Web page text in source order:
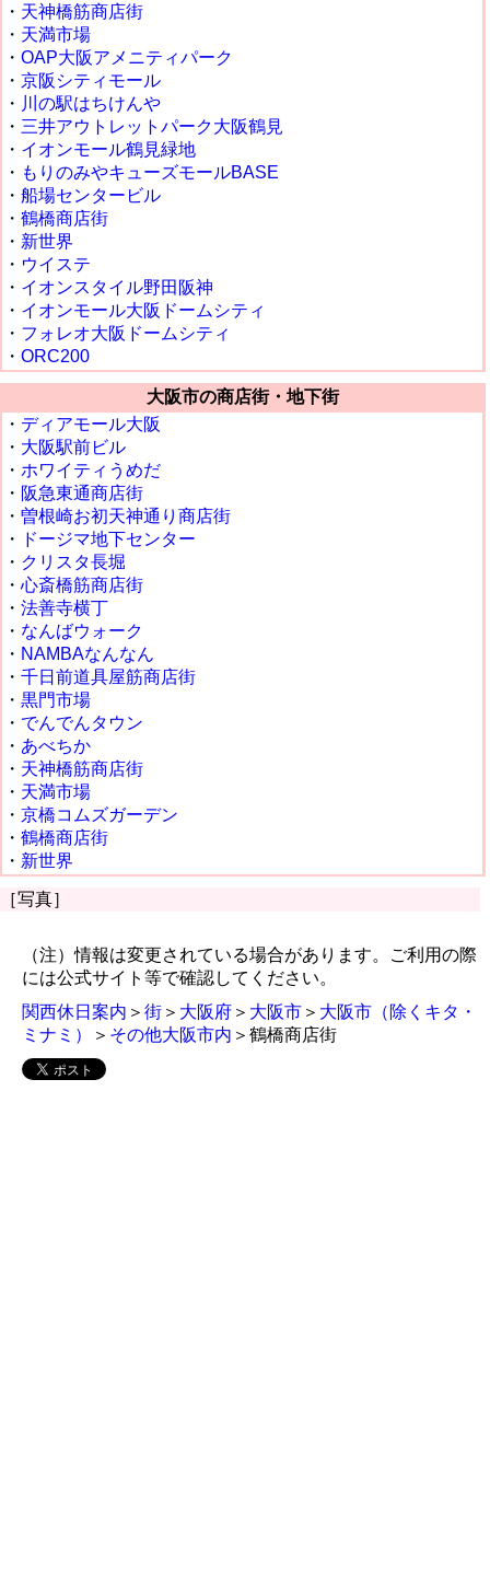
・ 天神橋筋商店街
・ 天満市場
・ OAP大阪アメニティパーク
・ 京阪シティモール
・ 川の駅はちけんや
・ 三井アウトレットパーク大阪鶴見
・ イオンモール鶴見緑地
・ もりのみやキューズモールBASE
・ 船場センタービル
・ 鶴橋商店街
・ 新世界
・ ウイステ
・ イオンスタイル野田阪神
・ イオンモール大阪ドームシティ
・ フォレオ大阪ドームシティ
・ ORC200
大阪市の商店街・地下街
・ ディアモール大阪
・ 大阪駅前ビル
・ ホワイティうめだ
・ 阪急東通商店街
・ 曽根崎お初天神通り商店街
・
ドージマ地下センター
・ クリスタ長堀
・ 心斎橋筋商店街
・ 法善寺横丁
・ なんばウォーク
・ NAMBAなんなん
・ 千日前道具屋筋商店街
・ 黒門市場
・ でんでんタウン
・ あべちか
・ 天神橋筋商店街
・ 天満市場
・ 京橋コムズガーデン
・ 鶴橋商店街
・ 新世界
［写真］
（注）情報は変更されている場合があります。ご利用の際
には公式サイト等で確認してください。
関西休日案内 ＞ 街 ＞ 大阪府 ＞ 大阪市 ＞ 大阪市（除くキタ・
ミナミ）
＞ その他大阪市内 ＞鶴橋商店街